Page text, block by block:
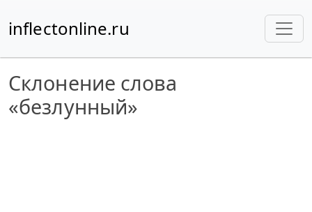
inflectonline.ru
Склонение слова
«безлунный»